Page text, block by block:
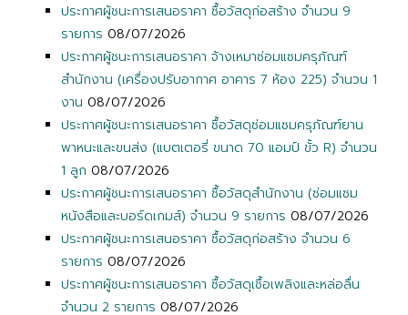
ประกาศผู้ชนะการเสนอราคา ซื้อวัสดุก่อสร้าง จำนวน 9
รายการ 08/07/2026
ประกาศผู้ชนะการเสนอราคา จ้างเหมาซ่อมแซมครุภัณฑ์
สำนักงาน (เครื่องปรับอากาศ อาคาร 7 ห้อง 225) จำนวน 1
งาน 08/07/2026
ประกาศผู้ชนะการเสนอราคา ซื้อวัสดุซ่อมแซมครุภัณฑ์ยาน
พาหนะและขนส่ง (แบตเตอรี่ ขนาด 70 แอมป์ ขั้ว R) จำนวน
1 ลูก 08/07/2026
ประกาศผู้ชนะการเสนอราคา ซื้อวัสดุสำนักงาน (ซ่อมแซม
หนังสือและบอร์ดเกมส์) จำนวน 9 รายการ 08/07/2026
ประกาศผู้ชนะการเสนอราคา ซื้อวัสดุก่อสร้าง จำนวน 6
รายการ 08/07/2026
ประกาศผู้ชนะการเสนอราคา ซื้อวัสดุเชื้อเพลิงและหล่อลื่น
จำนวน 2 รายการ 08/07/2026